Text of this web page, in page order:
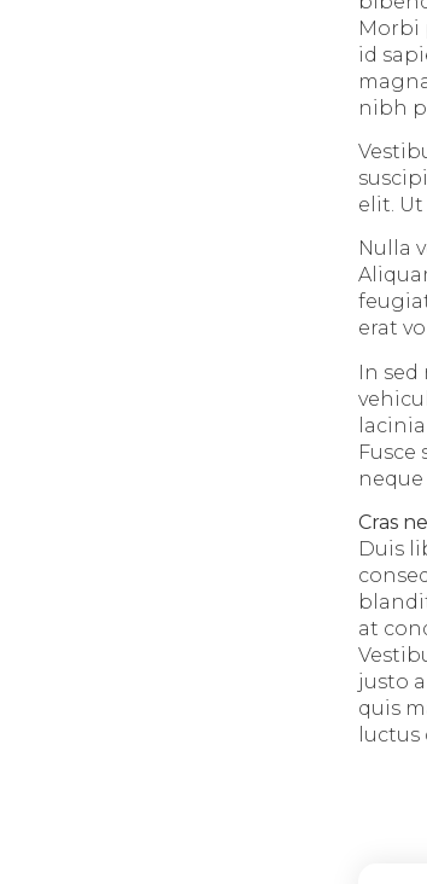
Morbi
id
nibh
elit.
Nulla
erat
In sed
Cras
Duis
at
justo
quis